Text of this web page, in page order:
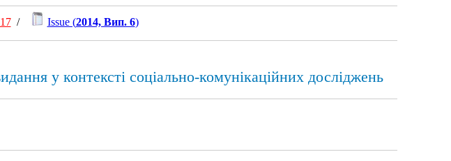
/ Issue (2014, Вип. 6)
у контексті соціально-комунікаційних досліджень